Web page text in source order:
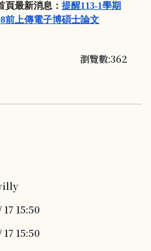
頁最新消息： 提醒113-1學期
前上傳電子博碩士論文
瀏覽數:362
15:50
15:50